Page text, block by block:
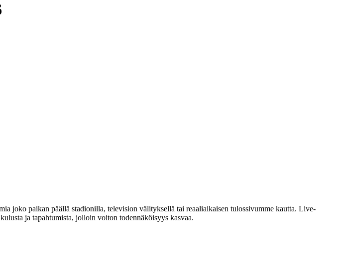
joko paikan päällä stadionilla, television välityksellä tai reaaliaikaisen tulossivumme kautta. Live-
ja tapahtumista, jolloin voiton todennäköisyys kasvaa.